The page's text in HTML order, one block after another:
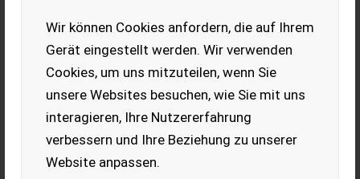
Wir können Cookies anfordern, die auf Ihrem
Gerät eingestellt werden. Wir verwenden
Cookies, um uns mitzuteilen, wenn Sie
unsere Websites besuchen, wie Sie mit uns
interagieren, Ihre Nutzererfahrung
verbessern und Ihre Beziehung zu unserer
Website anpassen.
Köppl CC14 COMPAKT
COMFORT
Köppl CC14 COMPAKT
COMFORT Motormäher mit
stufenlosen hydraulischen
Fahrantrieb (Vorwärts 0 - 8
km/h; Rückwärts 0 - 4 km/h), Geschwindigkeitsregelu...
EUR 17.980 inkl. 20 % MwSt.